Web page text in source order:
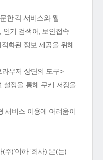
한 각 서비스와 웹
인기 검색어, 보안접속
화된 정보 제공을 위해
라우저 상단의 도구>
설정을 통해 쿠키 저장을
서비스 이용에 어려움이
)’이하 ‘회사) 은(는)